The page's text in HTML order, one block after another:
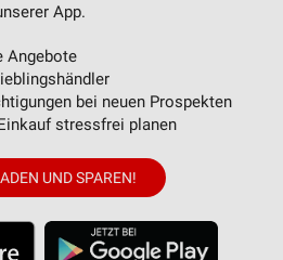
App.
Angebote
bei neuen Prospekten
stressfrei planen
UND SPAREN!